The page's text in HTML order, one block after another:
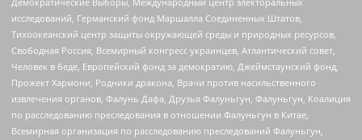
исследований, Германский фонд Маршалла Соединенных Штатов,
Тихоокеанский центр защиты окружающей среды и природных ресурсов,
Свободная Россия, Всемирный конгресс украинцев, Атлантический совет,
Человек в беде, Европейский фонд за демократию, Джеймстаунский фонд,
Прожект Хармони, Родники дракона, Врачи против насильственного
извлечения органов, Фалунь Дафа, Друзья Фалуньгун, Фалуньгун, Коалиция
по расследованию преследования в отношении Фалуньгун в Китае,
Всемирная организация по расследованию преследований Фалуньгун,